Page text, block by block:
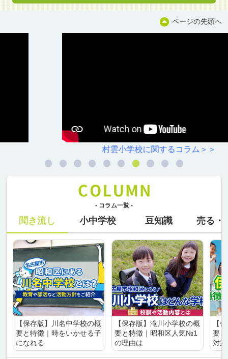
ページの先頭へ
村雲小学校に関するコラム＞＞
- コラム一覧 -
聞き流し 小中学校 豆知識 売る・
【保存版】川名中学校の概
要と特徴｜時をいかせる子
になれる
【保存版】滝川小学校の概
要と特徴｜昭和区人気№1
の理由は
【
要
対